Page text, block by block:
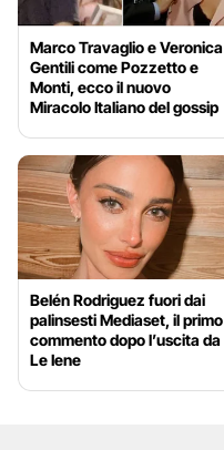
Marco Travaglio e Veronica
Gentili come Pozzetto e
Monti, ecco il nuovo
Miracolo Italiano del gossip
Belén Rodriguez fuori dai
palinsesti Mediaset, il primo
commento dopo l’uscita da
Le Iene